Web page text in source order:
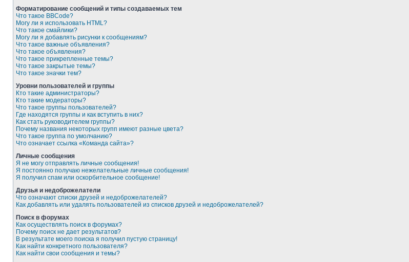
Форматирование сообщений и типы создаваемых тем
Что такое BBCode?
Могу ли я использовать HTML?
Что такое смайлики?
Могу ли я добавлять рисунки к сообщениям?
Что такое важные объявления?
Что такое объявления?
Что такое прикрепленные темы?
Что такое закрытые темы?
Что такое значки тем?
Уровни пользователей и группы
Кто такие администраторы?
Кто такие модераторы?
Что такое группы пользователей?
Где находятся группы и как вступить в них?
Как стать руководителем группы?
Почему названия некоторых групп имеют разные цвета?
Что такое группа по умолчанию?
Что означает ссылка «Команда сайта»?
Личные сообщения
Я не могу отправлять личные сообщения!
Я постоянно получаю нежелательные личные сообщения!
Я получил спам или оскорбительное сообщение!
Друзья и недоброжелатели
Что означают списки друзей и недоброжелателей?
Как добавлять или удалять пользователей из списков друзей и недоброжелателей?
Поиск в форумах
Как осуществлять поиск в форумах?
Почему поиск не дает результатов?
В результате моего поиска я получил пустую страницу!
Как найти конкретного пользователя?
Как найти свои сообщения и темы?